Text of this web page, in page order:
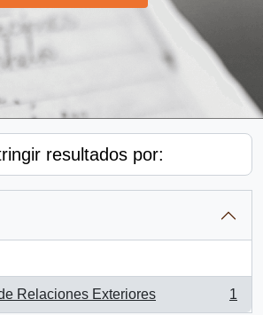
resultados por:
Relaciones Exteriores 1